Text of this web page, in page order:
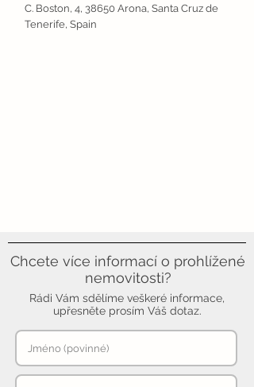
C. Boston, 4, 38650 Arona, Santa Cruz de
Tenerife, Spain
Chcete více informací o prohlížené
nemovitosti?
Rádi Vám sdělíme veškeré informace,
upřesněte prosím Váš dotaz.